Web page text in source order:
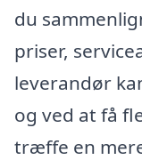
du
priser,
leverandør
og ved at få
træffe en